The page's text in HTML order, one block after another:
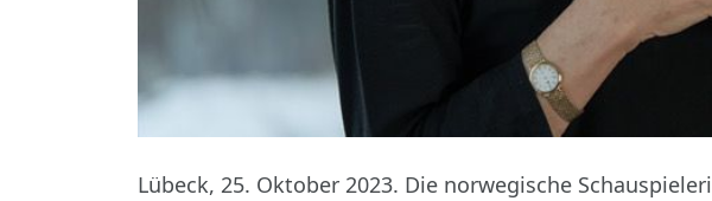
Lübeck, 25. Oktober 2023. Die norwegische